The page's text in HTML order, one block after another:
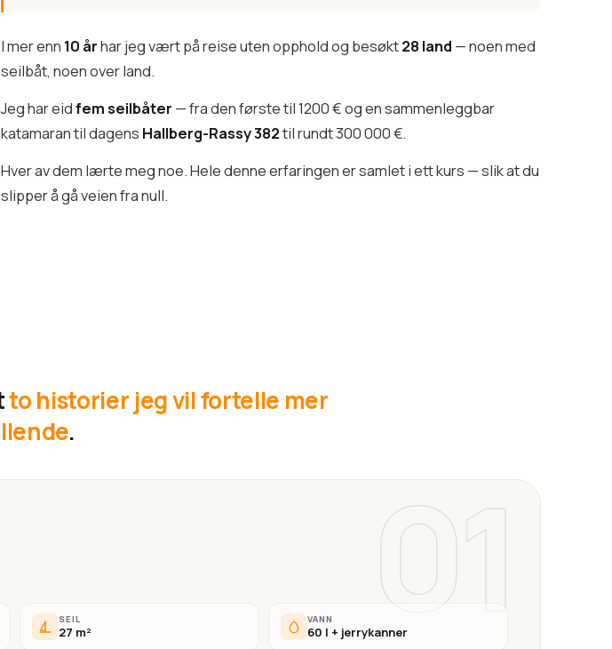
I mer enn 10 århar jeg vært på reise uten opphold og besøkt28 land — noen med
seilbåt, noen over land.
Jeg har eidfem seilbåter — fra den første til 1200 € og en sammenleggbar
katamaran til dagens Hallberg-Rassy 382til rundt 300 000 €.
Hver av dem lærte meg noe. Hele denne erfaringen er samlet i ett kurs — slik at du
slipper å gå veien fra null.
to historier jeg vil fortelle mer
.
01
SEIL
27 m²
VANN
60 l + jerrykanner